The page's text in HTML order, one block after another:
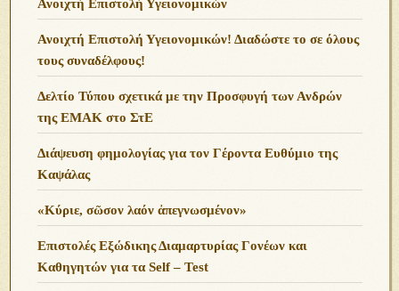
Ανοιχτή Επιστολή Υγειονομικών
Ανοιχτή Επιστολή Υγειονομικών! Διαδώστε το σε όλους
τους συναδέλφους!
Δελτίο Τύπου σχετικά με την Προσφυγή των Ανδρών
της ΕΜΑΚ στο ΣτΕ
Διάψευση φημολογίας για τον Γέροντα Ευθύμιο της
Καψάλας
«Κύριε, σῶσον λαόν ἀπεγνωσμένον»
Επιστολές Εξώδικης Διαμαρτυρίας Γονέων και
Καθηγητών για τα Self – Test